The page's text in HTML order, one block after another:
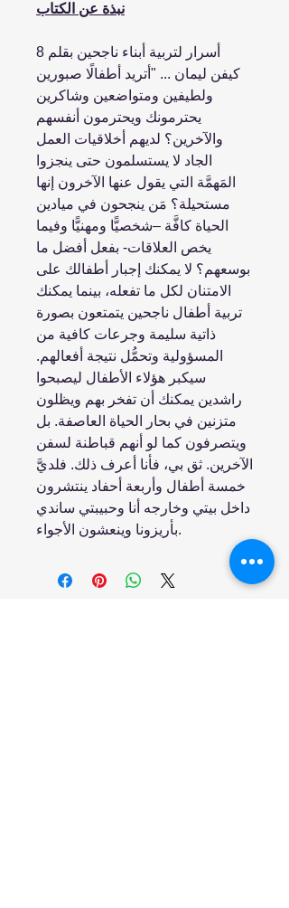
نبذة عن الكتاب
8 أسرار لتربية أبناء ناجحين بقلم
كيفن ليمان ... "أتريد أطفالًا صبورين
ولطيفين ومتواضعين وشاكرين
يحترمونك ويحترمون أنفسهم
والآخرين؟ لديهم أخلاقيات العمل
الجاد لا يستسلمون حتى ينجزوا
المَهمَّة التي يقول عنها الآخرون إنها
مستحيلة؟ مَن ينجحون في ميادين
الحياة كافَّة –شخصيًّا ومهنيًّا وفيما
يخص العلاقات- بفعل أفضل ما
بوسعهم؟ لا يمكنك إجبار أطفالك على
الامتنان لكل ما تفعله، بينما يمكنك
تربية أطفال ناجحين يتمتعون بصورة
ذاتية سليمة وجرعات كافية من
المسؤولية وتحمُّل نتيجة أفعالهم.
سيكبر هؤلاء الأطفال ليصبحوا
راشدين يمكنك أن تفخر بهم ويظلون
متزنين في بحار الحياة العاصفة. بل
ويتصرفون كما لو أنهم قباطنة لسفن
الآخرين. ثق بي، فأنا أعرف ذلك. فلديَّ
خمسة أطفال وأربعة أحفاد ينتشرون
داخل بيتي وخارجه أنا وحبيبتي ساندي
بأريزونا وينعشون الأجواء.